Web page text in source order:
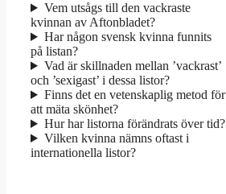
Vem utsågs till den vackraste
kvinnan av Aftonbladet?
Har någon svensk kvinna funnits
på listan?
Vad är skillnaden mellan ’vackrast’
och ’sexigast’ i dessa listor?
Finns det en vetenskaplig metod för
att mäta skönhet?
Hur har listorna förändrats över tid?
Vilken kvinna nämns oftast i
internationella listor?